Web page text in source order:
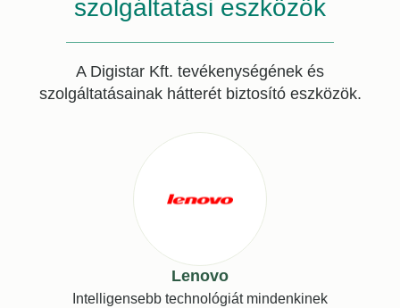
szolgáltatási eszközök
A Digistar Kft. tevékenységének és
szolgáltatásainak hátterét biztosító eszközök.
Lenovo
Intelligensebb technológiát mindenkinek